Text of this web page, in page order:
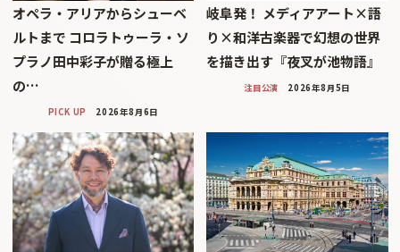
オペラ・アリアからシューベ
ルトまで コロラトゥーラ・ソ
プラノ田中彩子が贈る極上
の…
PICK UP 2026年8月6日
岐阜発！ メディアアート×語
り×和洋古楽器で幻想の世界
を描き出す『夜叉が池物語』
注目公演 2026年8月5日